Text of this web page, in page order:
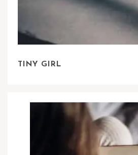
TINY GIRL